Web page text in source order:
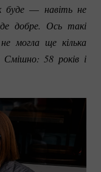
буде — навіть не
добре. Ось такі
могла ще кілька
58 років і